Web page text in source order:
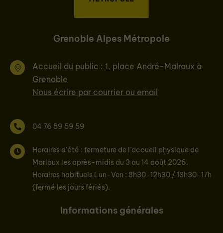
Grenoble Alpes Métropole
Accueil du public : 1, place André-Malraux à
Grenoble
Nous écrire par courrier ou email
04 76 59 59 59
Horaires d'été : fermeture de l’accueil physique de
Marlaux les après-midis du 3 au 14 août 2026.
Horaires habituels Lun-Ven : 8h30-12h30 / 13h30-17h
(fermé les jours fériés).
Informations générales